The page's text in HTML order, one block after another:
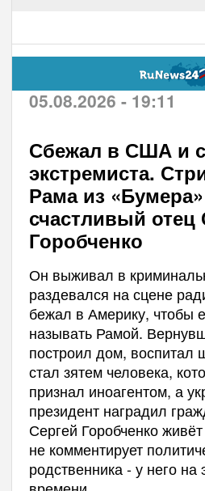
05.08.2026 - 19:11
Сбежал в США и
экстремиста.
Рама из
счастливый отец
Горобченко
Он выживал в
раздевался на сцене
бежал в Америку, чтобы
называть Рамой.
построил дом, воспитал
стал зятем человека,
признал иноагентом, а
президент наградил
Сергей Горобченко
не комментирует
родственника - у него на